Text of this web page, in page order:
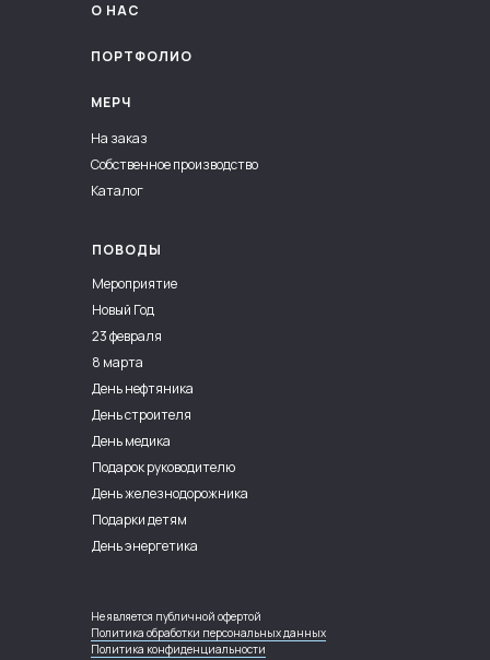
ПОРТФОЛИО
О НАС
МЕРЧ
На заказ
Собственное производство
Каталог
ПОВОДЫ
Мероприятие
Новый Год
23 февраля
8 марта
День нефтяника
День строителя
День медика
Подарок руководителю
День железнодорожника
Подарки детям
День энергетика
Не является публичной офертой
Политика обработки персональных данных
Политика конфиденциальности